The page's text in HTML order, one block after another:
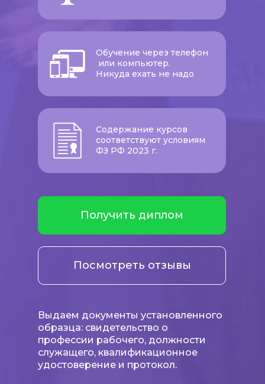
Получить диплом
Обучение через телефон
или компьютер.
Никуда ехать не надо
Содержание курсов
соответствуют условиям
ФЗ РФ 2023 г.
Посмотреть отзывы
Выдаем документы установленного
образца: свидетельство о
профессии рабочего, должности
служащего, квалификационное
удостоверение и протокол.